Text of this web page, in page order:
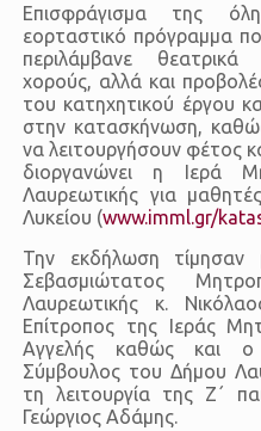
Επισφράγισμα της
εορταστικό πρόγραμμα
περιλάμβανε
χορούς, αλλά και
του κατηχητικού έργου
στην κατασκήνωση,
να λειτουργήσουν φέτος
διοργανώνει η Ιερά
Λαυρεωτικής για
Λυκείου (www.imml.gr/
Την εκδήλωση
Σεβασμιώτατος
Λαυρεωτικής κ.
Επίτροπος της Ιεράς
Αγγελής καθώς και ο
Σύμβουλος του Δήμου
τη λειτουργία της Ζ΄
Γεώργιος Αδάμης.